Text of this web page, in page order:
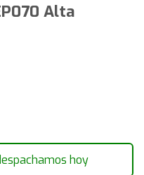
Alta
hoy